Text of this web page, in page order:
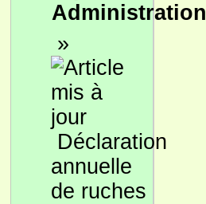
Administration
»
Déclaration
annuelle
de ruches